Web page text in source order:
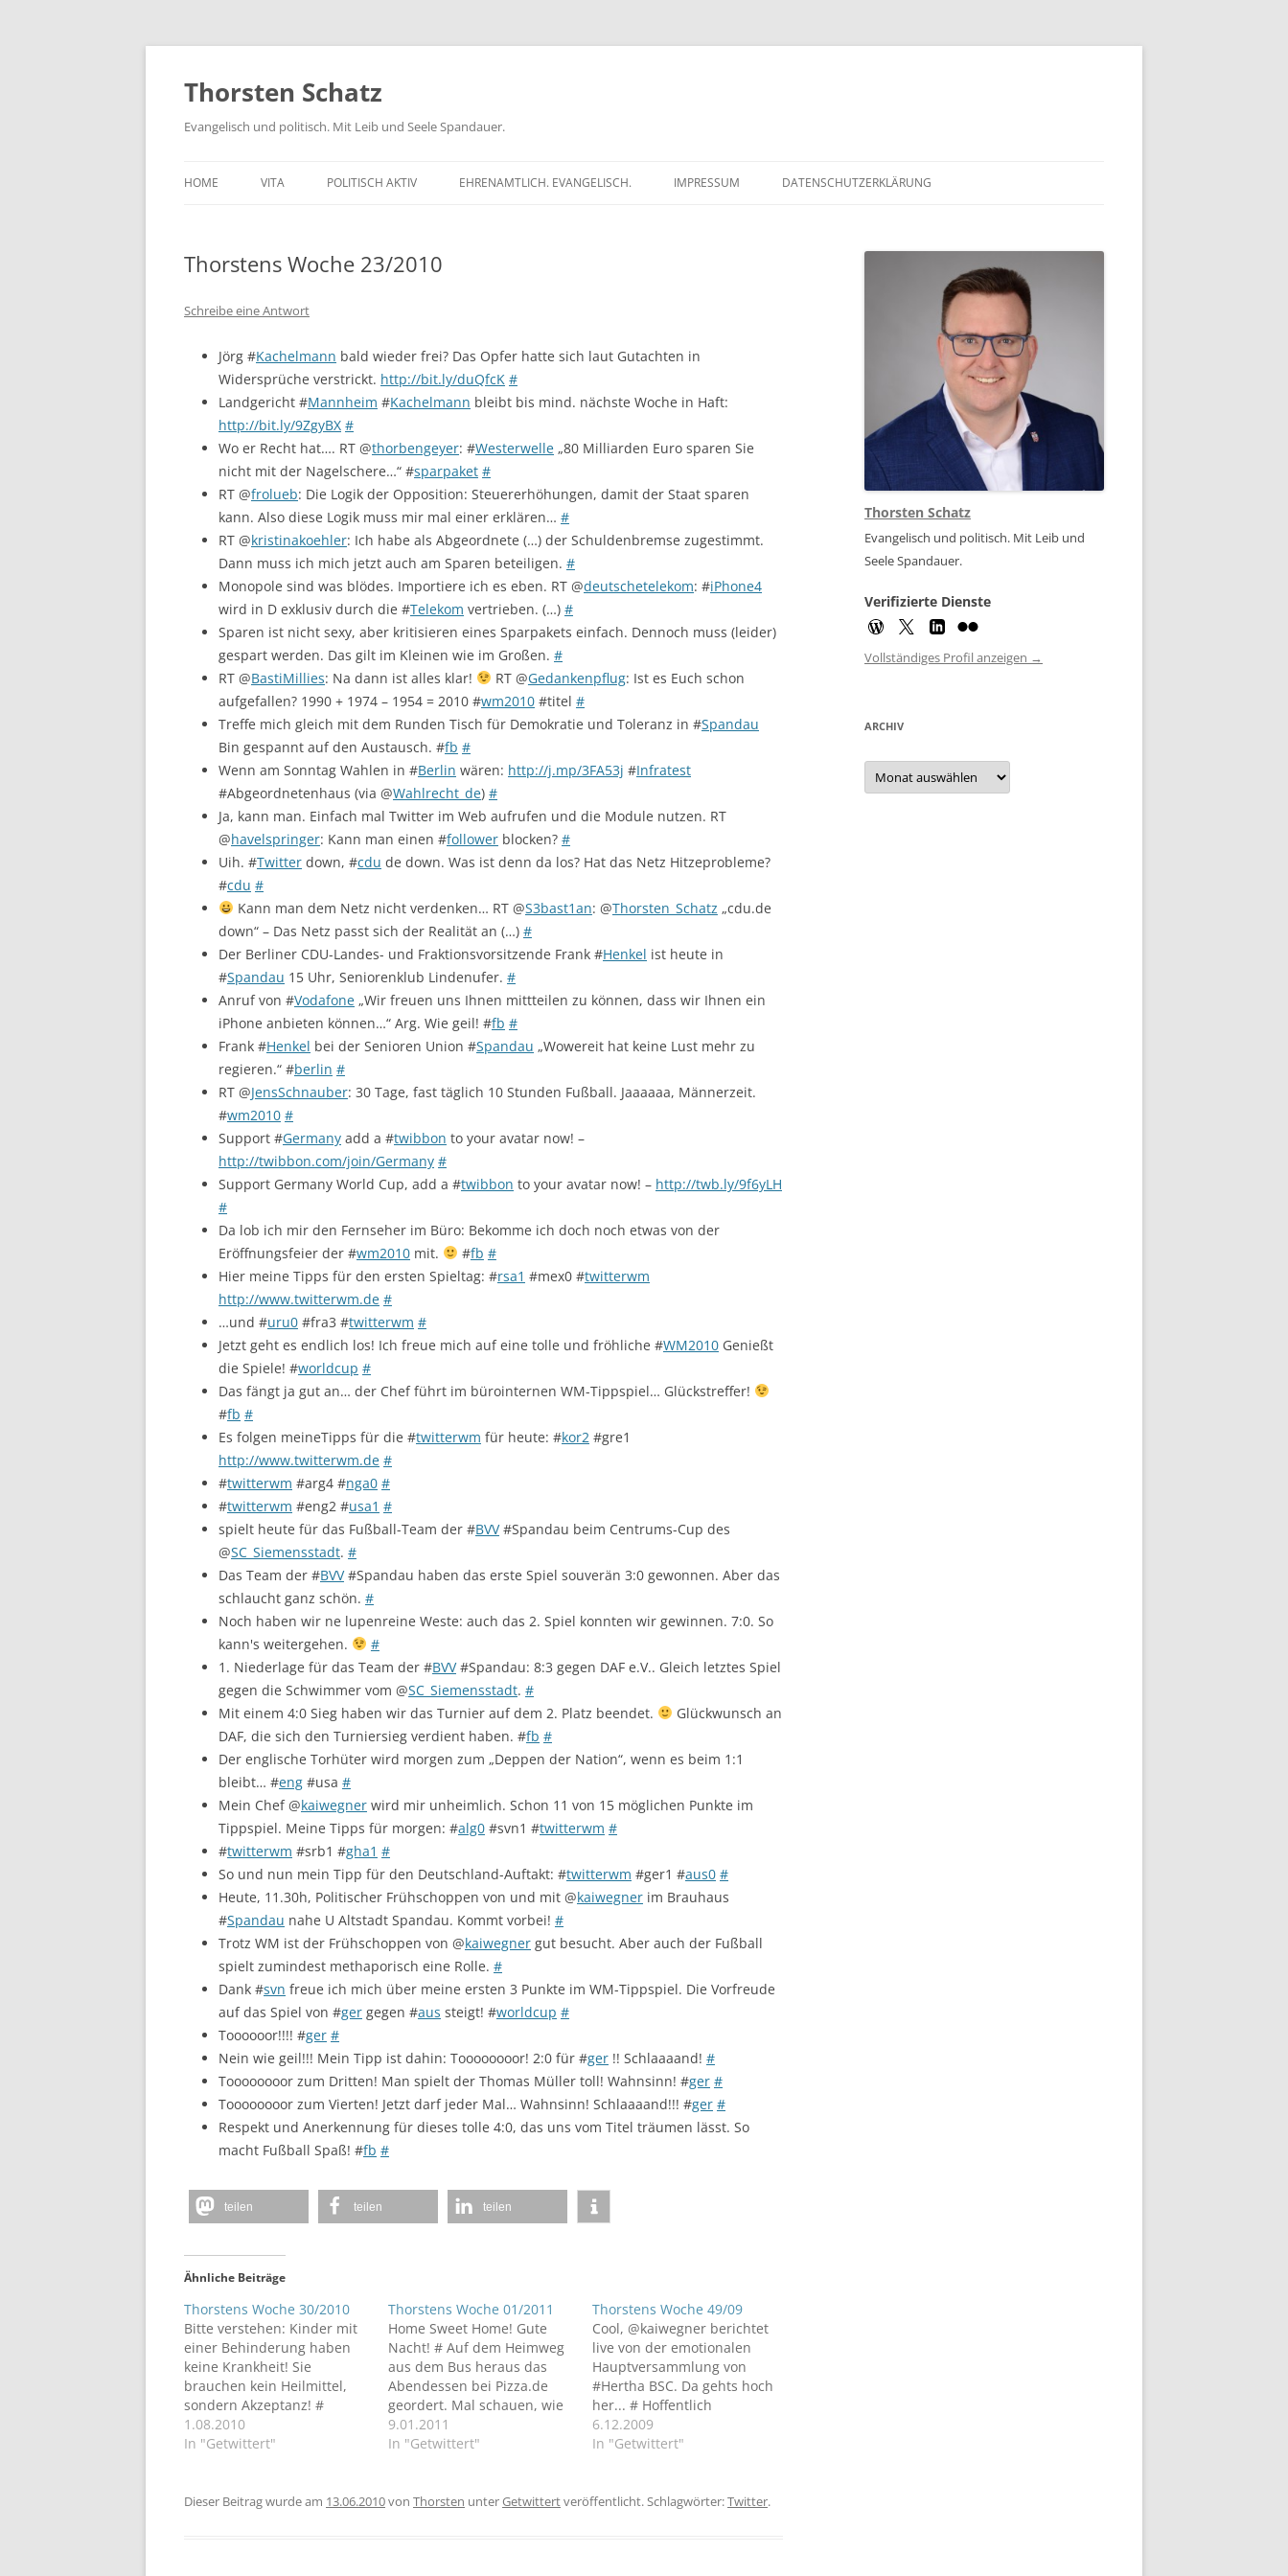
Zum
springen
Thorsten Schatz
Evangelisch und politisch. Mit Leib und Seele Spandauer.
HOME VITA POLITISCH AKTIV
SCHRIFTLICHE ANFRAGEN
EHRENAMTLICH. EVANGELISCH. IMPRESSUM DATENSCHUTZERKLÄRUNG
Thorstens Woche 23/2010
Schreibe eine Antwort
Jörg #Kachelmann bald wieder frei? Das Opfer hatte sich laut Gutachten in
Widersprüche verstrickt. http://bit.ly/duQfcK #
Landgericht #Mannheim #Kachelmann bleibt bis mind. nächste Woche in Haft:
http://bit.ly/9ZgyBX #
Wo er Recht hat…. RT @thorbengeyer: #Westerwelle „80 Milliarden Euro sparen Sie
nicht mit der Nagelschere…“ #sparpaket #
RT @frolueb: Die Logik der Opposition: Steuererhöhungen, damit der Staat sparen
kann. Also diese Logik muss mir mal einer erklären… #
RT @kristinakoehler: Ich habe als Abgeordnete (…) der Schuldenbremse zugestimmt.
Dann muss ich mich jetzt auch am Sparen beteiligen. #
Monopole sind was blödes. Importiere ich es eben. RT @deutschetelekom: #iPhone4
wird in D exklusiv durch die #Telekom vertrieben. (…) #
Sparen ist nicht sexy, aber kritisieren eines Sparpakets einfach. Dennoch muss (leider)
gespart werden. Das gilt im Kleinen wie im Großen. #
RT @BastiMillies: Na dann ist alles klar! RT @Gedankenpflug: Ist es Euch schon
aufgefallen? 1990 + 1974 – 1954 = 2010 #wm2010 #titel #
Treffe mich gleich mit dem Runden Tisch für Demokratie und Toleranz in #Spandau
Bin gespannt auf den Austausch. #fb #
Wenn am Sonntag Wahlen in #Berlin wären: http://j.mp/3FA53j #Infratest
#Abgeordnetenhaus (via @Wahlrecht_de) #
Ja, kann man. Einfach mal Twitter im Web aufrufen und die Module nutzen. RT
@havelspringer: Kann man einen #follower blocken? #
Uih. #Twitter down, #cdu de down. Was ist denn da los? Hat das Netz Hitzeprobleme?
#cdu #
Kann man dem Netz nicht verdenken… RT @S3bast1an: @Thorsten_Schatz „cdu.de
down“ – Das Netz passt sich der Realität an (…) #
Der Berliner CDU-Landes- und Fraktionsvorsitzende Frank #Henkel ist heute in
#Spandau 15 Uhr, Seniorenklub Lindenufer. #
Anruf von #Vodafone „Wir freuen uns Ihnen mittteilen zu können, dass wir Ihnen ein
iPhone anbieten können…“ Arg. Wie geil! #fb #
Frank #Henkel bei der Senioren Union #Spandau „Wowereit hat keine Lust mehr zu
regieren.“ #berlin #
RT @JensSchnauber: 30 Tage, fast täglich 10 Stunden Fußball. Jaaaaaa, Männerzeit.
#wm2010 #
Support #Germany add a #twibbon to your avatar now! –
http://twibbon.com/join/Germany #
Support Germany World Cup, add a #twibbon to your avatar now! – http://twb.ly/9f6yLH
#
Da lob ich mir den Fernseher im Büro: Bekomme ich doch noch etwas von der
Eröffnungsfeier der #wm2010 mit. #fb #
Hier meine Tipps für den ersten Spieltag: #rsa1 #mex0 #twitterwm
http://www.twitterwm.de #
…und #uru0 #fra3 #twitterwm #
Jetzt geht es endlich los! Ich freue mich auf eine tolle und fröhliche #WM2010 Genießt
die Spiele! #worldcup #
Das fängt ja gut an… der Chef führt im bürointernen WM-Tippspiel… Glückstreffer!
#fb #
Es folgen meineTipps für die #twitterwm für heute: #kor2 #gre1
http://www.twitterwm.de #
#twitterwm #arg4 #nga0 #
#twitterwm #eng2 #usa1 #
spielt heute für das Fußball-Team der #BVV#Spandau beim Centrums-Cup des
@SC_Siemensstadt. #
Das Team der #BVV#Spandau haben das erste Spiel souverän 3:0 gewonnen. Aber das
schlaucht ganz schön. #
Noch haben wir ne lupenreine Weste: auch das 2. Spiel konnten wir gewinnen. 7:0. So
kann's weitergehen.
#
1. Niederlage für das Team der #BVV#Spandau: 8:3 gegen DAF e.V.. Gleich letztes Spiel
gegen die Schwimmer vom @SC_Siemensstadt. #
Mit einem 4:0 Sieg haben wir das Turnier auf dem 2. Platz beendet.
Glückwunsch an
DAF, die sich den Turniersieg verdient haben. #fb #
Der englische Torhüter wird morgen zum „Deppen der Nation“, wenn es beim 1:1
bleibt… #eng #usa #
Mein Chef @kaiwegner wird mir unheimlich. Schon 11 von 15 möglichen Punkte im
Tippspiel. Meine Tipps für morgen: #alg0 #svn1 #twitterwm #
#twitterwm #srb1 #gha1 #
So und nun mein Tipp für den Deutschland-Auftakt: #twitterwm #ger1 #aus0 #
Heute, 11.30h, Politischer Frühschoppen von und mit @kaiwegner im Brauhaus
#Spandau nahe U Altstadt Spandau. Kommt vorbei! #
Trotz WM ist der Frühschoppen von @kaiwegner gut besucht. Aber auch der Fußball
spielt zumindest methaporisch eine Rolle. #
Dank #svn freue ich mich über meine ersten 3 Punkte im WM-Tippspiel. Die Vorfreude
auf das Spiel von #ger gegen #aus steigt! #worldcup #
Toooooor!!!! #ger #
Nein wie geil!!! Mein Tipp ist dahin: Toooooooor! 2:0 für #ger !! Schlaaaand! #
Toooooooor zum Dritten! Man spielt der Thomas Müller toll! Wahnsinn! #ger #
Toooooooor zum Vierten! Jetzt darf jeder Mal… Wahnsinn! Schlaaaand!!! #ger #
Respekt und Anerkennung für dieses tolle 4:0, das uns vom Titel träumen lässt. So
macht Fußball Spaß! #fb #
teilen teilen teilen
Ähnliche Beiträge
Thorstens Woche 30/2010
Bitte verstehen: Kinder mit
einer Behinderung haben
keine Krankheit! Sie
brauchen kein Heilmittel,
sondern Akzeptanz! #
Morgenbesprechung. (@
Rathaus Spandau)
Fraktion #Berlin leitet
1.08.2010
In "Getwittert"
Thorstens Woche 01/2011
Home Sweet Home! Gute
Nacht! # Auf dem Heimweg
aus dem Bus heraus das
Abendessen bei Pizza.de
geordert. Mal schauen, wie
lange das dauert. Hunger! :)
# Guter Spruch: "Zukünftige
auf Vorrat rasieren zu
9.01.2011
In "Getwittert"
Thorstens Woche 49/09
Cool, @kaiwegner berichtet
live von der emotionalen
Hauptversammlung von
#Hertha BSC. Da gehts hoch
her... # Hoffentlich
verhindern die den Abstieg!
RT @kaiwegner: Preetz
besser. Ha Ho He #Hertha
6.12.2009
In "Getwittert"
Dieser Beitrag wurde am 13.06.2010von Thorsten unterGetwittertveröffentlicht. Schlagwörter:Twitter.
Thorsten Schatz
Evangelisch und politisch. Mit Leib und
Seele Spandauer.
Verifizierte Dienste
Vollständiges Profil anzeigen →
ARCHIV
Archiv